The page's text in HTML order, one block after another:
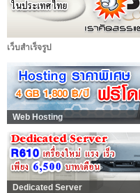
เว็บสำเร็จรูป
Web Hosting
Dedicated Server